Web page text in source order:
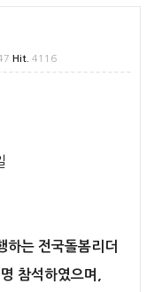
Hit. 4116
하는 전국돌봄리더
참석하였으며,